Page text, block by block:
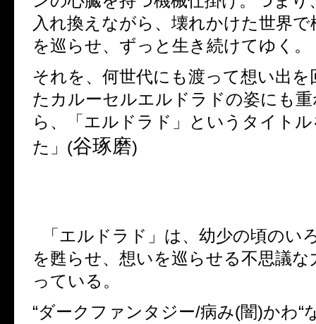
入れ換えながら、壊れかけた世界で
を巡らせ、ずっと生き続けてゆく。
それを、何世代にも渡って想い出
たカルーセルエルドラドの姿にも
ら、「エルドラド」というタイト
た」 (谷琢磨)
「エルドラド」は、幼少の頃のい
を甦らせ、想いを巡らせる不思議な
っている。
“ダークファンタジー/病み(闇)かわ“